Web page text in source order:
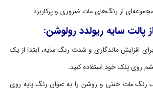
از رنگ‌های مات ضروری و پرکاربرد.
پالت سایه ریولدد رولوشن:
برای افزایش ماندگاری و شدت رنگ سایه، ابتدا از یک
روی پلک خود استفاده کنید.
رنگ مات خنثی و روشن را به عنوان رنگ پایه روی